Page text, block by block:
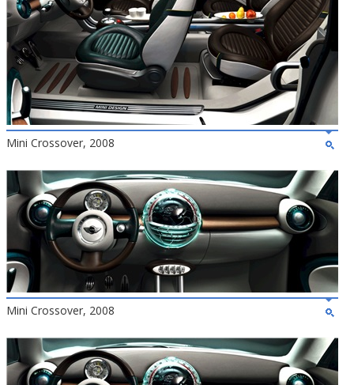
Mini Crossover, 2008
Mini Crossover, 2008